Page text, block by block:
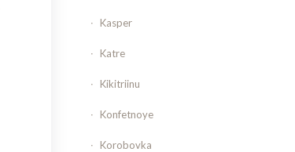
Kasper
Katre
Kikitriinu
Konfetnoye
Korobovka